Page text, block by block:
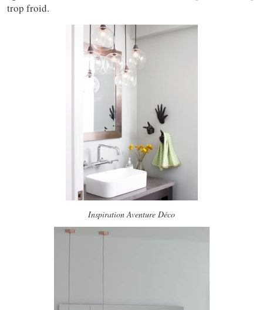
trop froid.
Inspiration Aventure Déco